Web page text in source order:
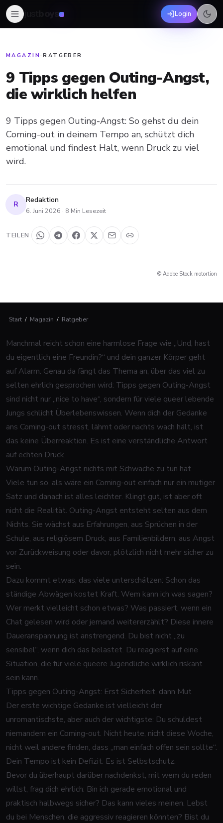
boys Login
MAGAZIN ·RATGEBER
9 Tipps gegen Outing-Angst,
die wirklich helfen
9 Tipps gegen Outing-Angst: So gehst du dein
Coming-out in deinem Tempo an, schützt dich
emotional und findest Halt, wenn Druck zu viel
wird.
R Redaktion
6. Juni 2026 · 8 Min Lesezeit
TEILEN
© Adobe Stock motortion
Start / Magazin / Ratgeber
Manchmal reicht schon eine harmlose Frage wie „Und, hast
du eigentlich eine Freundin?“ und dein ganzer Körper geht
auf Alarm. Genau da fängt das Thema an, über das viel zu
selten ehrlich gesprochen wird: Tipps gegen Outing-Angst
sind nicht nur „nice to have“, sondern für viele queer lebende
Jungs schlicht Überlebenswissen. Wenn dich der Gedanke
ans Coming-out stresst, lähmt oder nachts wach hält, ist
das keine Überreaktion. Es ist eine verständliche Antwort
auf echten Druck.
Warum Outing-Angst nichts mit Schwäche zu tun hat
Viele tun so, als wäre ein Coming-out einfach nur ein mutiger
Satz und danach ist alles leichter. Klingt gut, ist aber oft
nicht die Realität. Outing-Angst entsteht selten aus dem
Nichts. Sie wächst aus Erfahrungen, aus Sprüchen in der
Schule, aus religiösem Druck, aus Familienbildern, aus Angst
vor Zurückweisung oder davor, plötzlich nicht mehr sicher zu
sein.
Dazu kommt etwas, das viele unterschätzen: Schon das
ständige Abwägen kostet Kraft. Wem kann ich was sagen?
Wer merkt vielleicht schon etwas? Was passiert, wenn ein
Chat gelesen wird oder jemand weitererzählt? Diese innere
Daueranspannung ist anstrengend. Du bist nicht „zu
sensibel“, wenn dich das belastet. Du reagierst auf eine
Situation, die für viele queere Jugendliche wirklich riskant
sein kann.
Tipps gegen Outing-Angst: Erst Sicherheit, dann Mut
Der erste wichtige Gedanke ist vielleicht der
unromantischste, aber auch der wichtigste: Du schuldest
niemandem ein Coming-out. Nicht heute, nicht diese Woche,
nicht weil andere finden, dass „man einfach offen sein sollte“.
Dein Tempo ist kein Defizit. Es ist Selbstschutz.
Bevor du überhaupt darüber nachdenkst, mit wem du reden
willst, frag dich ehrlich: Bin ich gerade emotional und
praktisch halbwegs sicher? Das kann vieles meinen. Lebst
du bei Menschen, die aggressiv reagieren könnten? Bist du